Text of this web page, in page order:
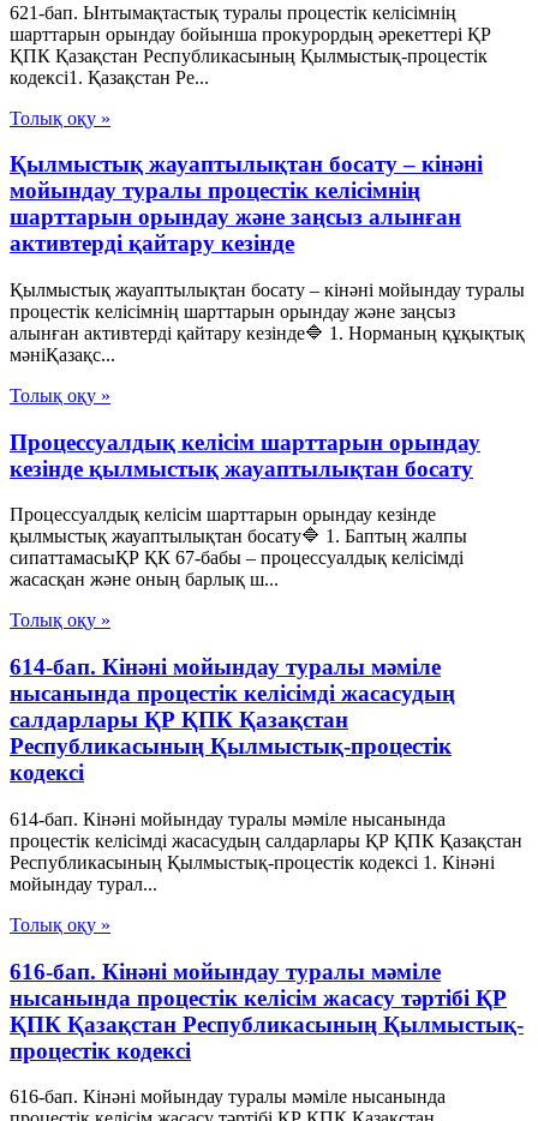
621-бап. Ынтымақтастық туралы процестік келісімнің
шарттарын орындау бойынша прокурордың әрекеттері ҚР
ҚПК Қазақстан Республикасының Қылмыстық-процестік
кодексi1. Қазақстан Ре...
Толық оқу »
Қылмыстық жауаптылықтан босату – кінәні
мойындау туралы процестік келісімнің
шарттарын орындау және заңсыз алынған
активтерді қайтару кезінде
Қылмыстық жауаптылықтан босату – кінәні мойындау туралы
процестік келісімнің шарттарын орындау және заңсыз
алынған активтерді қайтару кезінде🔷 1. Норманың құқықтық
мәніҚазақс...
Толық оқу »
Процессуалдық келісім шарттарын орындау
кезінде қылмыстық жауаптылықтан босату
Процессуалдық келісім шарттарын орындау кезінде
қылмыстық жауаптылықтан босату🔷 1. Баптың жалпы
сипаттамасыҚР ҚК 67-бабы – процессуалдық келісімді
жасасқан және оның барлық ш...
Толық оқу »
614-бап. Кінәні мойындау туралы мәміле
нысанында процестік келісімді жасасудың
салдарлары ҚР ҚПК Қазақстан
Республикасының Қылмыстық-процестік
кодексi
614-бап. Кінәні мойындау туралы мәміле нысанында
процестік келісімді жасасудың салдарлары ҚР ҚПК Қазақстан
Республикасының Қылмыстық-процестік кодексi 1. Кінәні
мойындау турал...
Толық оқу »
616-бап. Кінәні мойындау туралы мәміле
нысанында процестік келісім жасасу тәртібі ҚР
ҚПК Қазақстан Республикасының Қылмыстық-
процестік кодексi
616-бап. Кінәні мойындау туралы мәміле нысанында